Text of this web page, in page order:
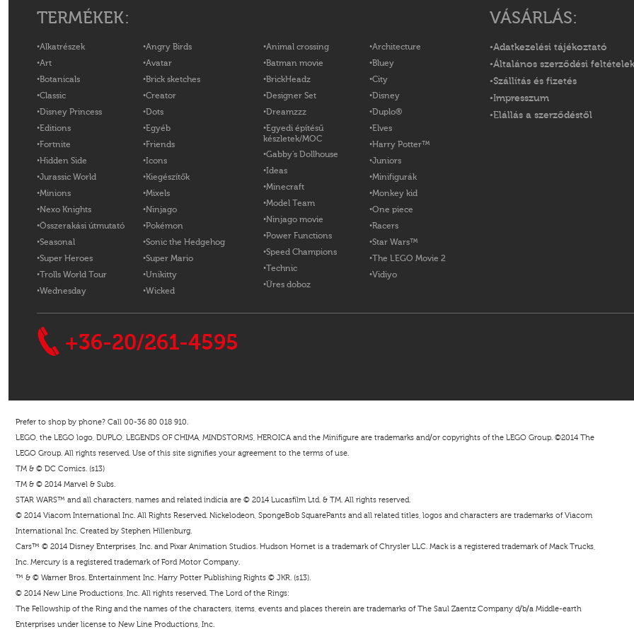
TERMÉKEK:
Alkatrészek
Art
Botanicals
Classic
Disney Princess
Editions
Fortnite
Hidden Side
Jurassic World
Minions
Nexo Knights
Összerakási útmutató
Seasonal
Super Heroes
Trolls World Tour
Wednesday
Angry Birds
Avatar
Brick sketches
Creator
Dots
Egyéb
Friends
Icons
Kiegészítők
Mixels
Ninjago
Pokémon
Sonic the Hedgehog
Super Mario
Unikitty
Wicked
Animal crossing
Batman movie
BrickHeadz
Designer Set
Dreamzzz
Egyedi építésű
készletek/MOC
Gabby's Dollhouse
Ideas
Minecraft
Model Team
Ninjago movie
Power Functions
Speed Champions
Technic
Üres doboz
Architecture
Bluey
City
Disney
Duplo®
Elves
Harry Potter™
Juniors
Minifigurák
Monkey kid
One piece
Racers
Star Wars™
The LEGO Movie 2
Vidiyo
VÁSÁRLÁS:
Adatkezelési tájékoztató
Általános szerződési feltételek
Szállítás és fizetés
Impresszum
Elállás a szerződéstől
+36-20/261-4595
Prefer to shop by phone? Call 00-36 80 018 910.
LEGO, the LEGO logo, DUPLO, LEGENDS OF CHIMA, MINDSTORMS, HEROICA and the Minifigure are trademarks and/or copyrights of the LEGO Group. ©2014 The
LEGO Group. All rights reserved. Use of this site signifies your agreement to the terms of use.
TM & © DC Comics. (s13)
TM & © 2014 Marvel & Subs.
STAR WARS™ and all characters, names and related indicia are © 2014 Lucasfilm Ltd. & TM. All rights reserved.
© 2014 Viacom International Inc. All Rights Reserved. Nickelodeon, SpongeBob SquarePants and all related titles, logos and characters are trademarks of Viacom
International Inc. Created by Stephen Hillenburg.
Cars™ © 2014 Disney Enterprises, Inc. and Pixar Animation Studios. Hudson Hornet is a trademark of Chrysler LLC. Mack is a registered trademark of Mack Trucks,
Inc. Mercury is a registered trademark of Ford Motor Company.
™ & © Warner Bros. Entertainment Inc. Harry Potter Publishing Rights © JKR. (s13).
© 2014 New Line Productions, Inc. All rights reserved. The Lord of the Rings:
The Fellowship of the Ring and the names of the characters, items, events and places therein are trademarks of The Saul Zaentz Company d/b/a Middle-earth
Enterprises under license to New Line Productions, Inc.